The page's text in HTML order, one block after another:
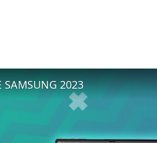
SAMSUNG 2023